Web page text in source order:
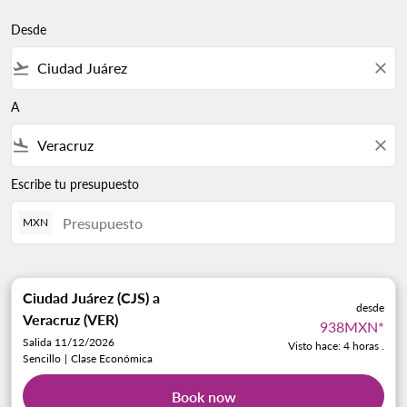
Desde
flight_takeoff close
A
flight_land close
Escribe tu presupuesto
MXN
Ciudad Juárez (CJS) a
Veracruz (VER)
Salida 11/12/2026
Sencillo | Clase Económica
desde
938MXN*
Visto hace: 4 horas .
Book now